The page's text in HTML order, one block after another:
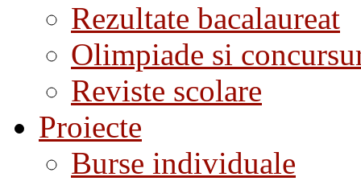
Rezultate bacalaureat
Olimpiade si
Reviste scolare
Proiecte
Burse individuale